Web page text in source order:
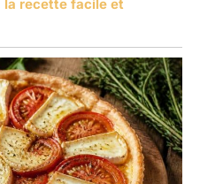
la recette facile et